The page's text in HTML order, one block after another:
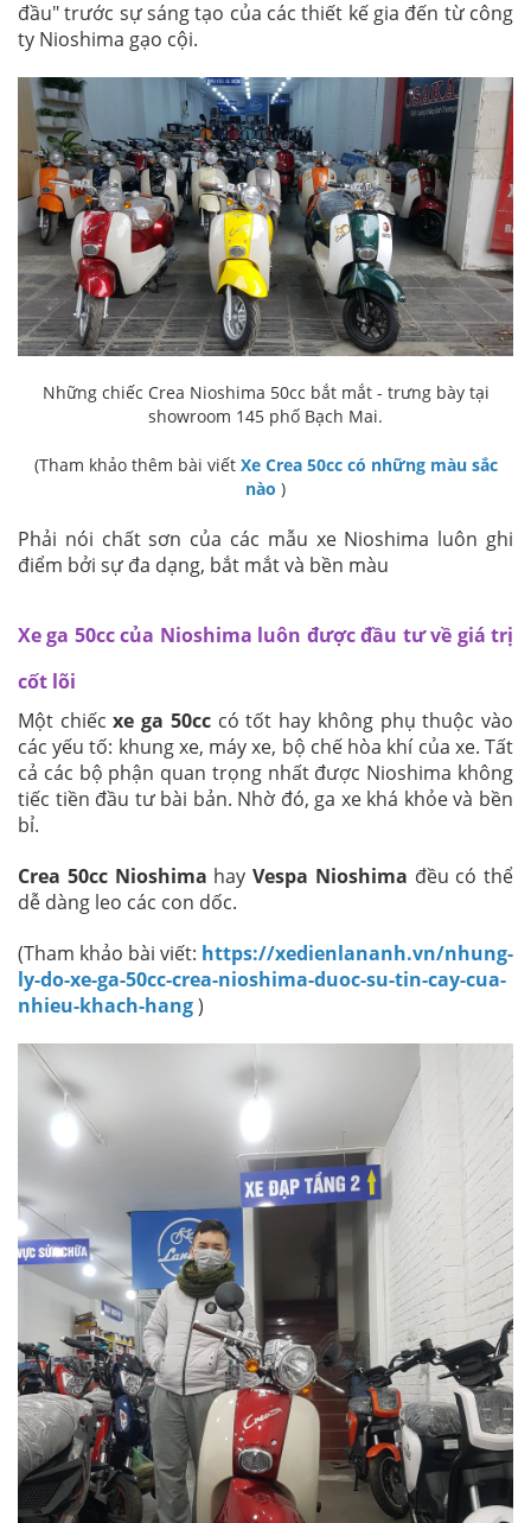
đầu" trước sự sáng tạo của các thiết kế gia đến từ công
ty Nioshima gạo cội.
Những chiếc Crea Nioshima 50cc bắt mắt - trưng bày tại
showroom 145 phố Bạch Mai.
(Tham khảo thêm bài viết Xe Crea 50cc có những màu sắc
nào )
Phải nói chất sơn của các mẫu xe Nioshima luôn ghi
điểm bởi sự đa dạng, bắt mắt và bền màu
Xe ga 50cc của Nioshima luôn được đầu tư về giá trị
cốt lõi
Một chiếcxe ga 50cccó tốt hay không phụ thuộc vào
các yếu tố: khung xe, máy xe, bộ chế hòa khí của xe. Tất
cả các bộ phận quan trọng nhất được Nioshima không
tiếc tiền đầu tư bài bản. Nhờ đó, ga xe khá khỏe và bền
bỉ.
Crea 50cc Nioshima hay Vespa Nioshima đều có thể
dễ dàng leo các con dốc.
(Tham khảo bài viết: https://xedienlananh.vn/nhung-
ly-do-xe-ga-50cc-crea-nioshima-duoc-su-tin-cay-cua-
nhieu-khach-hang)